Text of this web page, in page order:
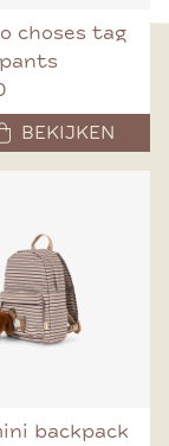
choses tag
BEKIJKEN
backpack